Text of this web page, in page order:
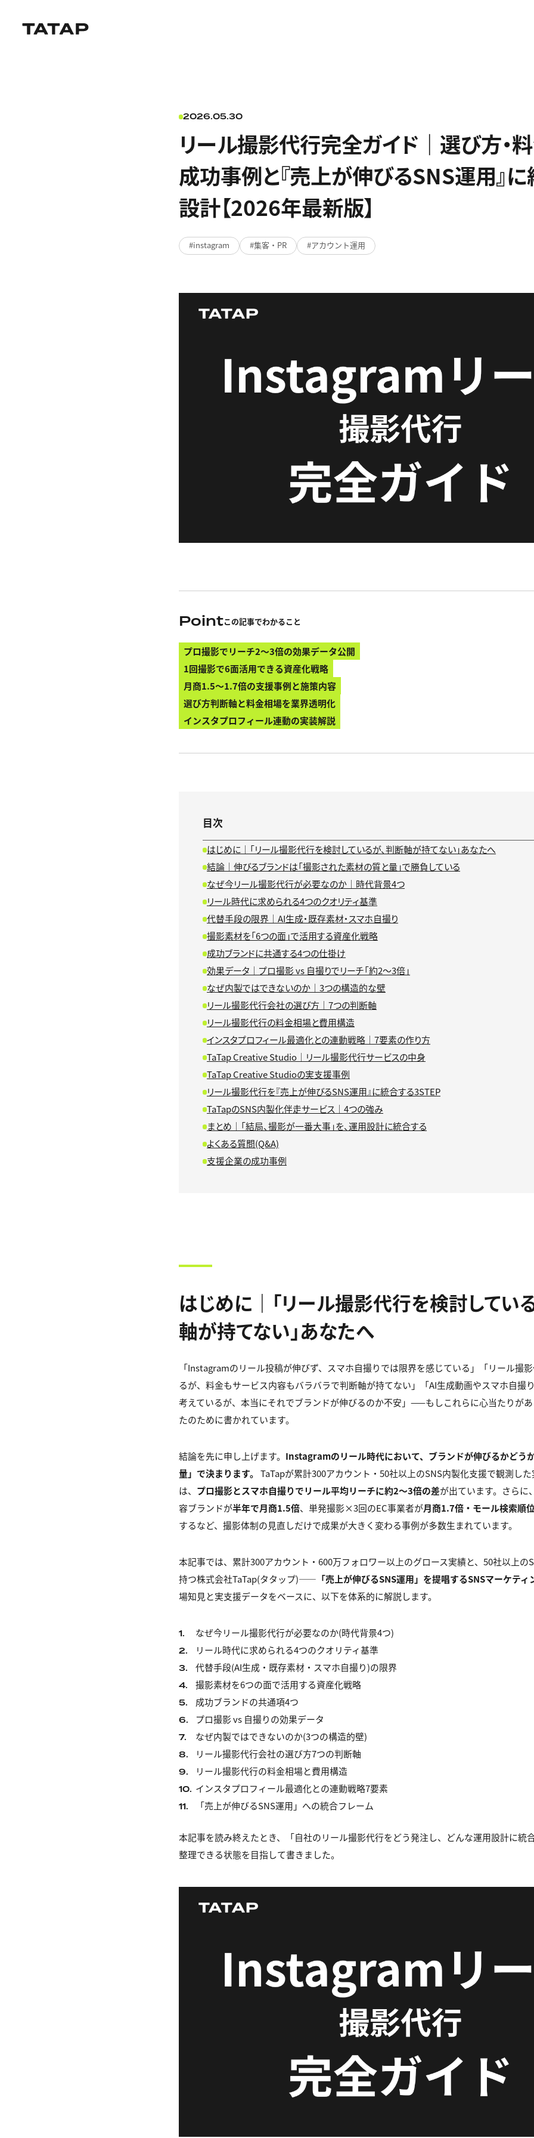
2026.05.30
リール撮影代行完全ガイド｜選び方・
成功事例と『売上が伸びるSNS運用』
設計【2026年最新版】
instagram 集客・PR アカウント運用
Pointこの記事でわかること
プロ撮影でリーチ2〜3倍の効果データ公開
1回撮影で6面活用できる資産化戦略
月商1.5〜1.7倍の支援事例と施策内容
選び方判断軸と料金相場を業界透明化
インスタプロフィール連動の実装解説
目次
はじめに｜「リール撮影代行を検討しているが、判断軸が持てない」あなたへ
結論｜伸びるブランドは「撮影された素材の質と量」で勝負している
なぜ今リール撮影代行が必要なのか｜時代背景4つ
リール時代に求められる4つのクオリティ基準
代替手段の限界｜AI生成・既存素材・スマホ自撮り
撮影素材を「6つの面」で活用する資産化戦略
成功ブランドに共通する4つの仕掛け
効果データ｜プロ撮影 vs 自撮りでリーチ「約2〜3倍」
なぜ内製ではできないのか｜3つの構造的な壁
リール撮影代行会社の選び方｜7つの判断軸
リール撮影代行の料金相場と費用構造
インスタプロフィール最適化との連動戦略｜7要素の作り方
TaTap Creative Studio｜リール撮影代行サービスの中身
TaTap Creative Studioの実支援事例
リール撮影代行を『売上が伸びるSNS運用』に統合する3STEP
TaTapのSNS内製化伴走サービス｜4つの強み
まとめ｜「結局、撮影が一番大事」を、運用設計に統合する
よくある質問(Q&A)
支援企業の成功事例
はじめに｜「リール撮影代行を検討してい
軸が持てない」あなたへ
「Instagramのリール投稿が伸びず、スマホ自撮りでは限界を感じている」「リール撮
るが、料金もサービス内容もバラバラで判断軸が持てない」「AI生成動画やスマホ自撮
考えているが、本当にそれでブランドが伸びるのか不安」——もしこれらに心当たりが
たのために書かれています。
結論を先に申し上げます。 Instagramのリール時代において、ブランドが伸びるかどう
量」で決まります。 TaTapが累計300アカウント・50社以上のSNS内製化支援で観測し
は、 プロ撮影とスマホ自撮りでリール平均リーチに約2〜3倍の差が出ています。さらに
容ブランドが半年で月商1.5倍、単発撮影×3回のEC事業者が月商1.7倍・モール検索順
するなど、撮影体制の見直しだけで成果が大きく変わる事例が多数生まれています。
本記事では、累計300アカウント・600万フォロワー以上のグロース実績と、50社以上の
持つ株式会社TaTap(タタップ)—— 「売上が伸びるSNS運用」を提唱するSNSマーケティ
場知見と実支援データをベースに、以下を体系的に解説します。
1. なぜ今リール撮影代行が必要なのか(時代背景4つ)
2. リール時代に求められる4つのクオリティ基準
3. 代替手段(AI生成・既存素材・スマホ自撮り)の限界
4. 撮影素材を6つの面で活用する資産化戦略
5. 成功ブランドの共通項4つ
6. プロ撮影 vs 自撮りの効果データ
7. なぜ内製ではできないのか(3つの構造的壁)
8. リール撮影代行会社の選び方7つの判断軸
9. リール撮影代行の料金相場と費用構造
10. インスタプロフィール最適化との連動戦略7要素
11. 「売上が伸びるSNS運用」への統合フレーム
本記事を読み終えたとき、「自社のリール撮影代行をどう発注し、どんな運用設計に統
整理できる状態を目指して書きました。